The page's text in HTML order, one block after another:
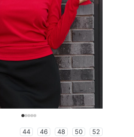
44 46 48 50 52